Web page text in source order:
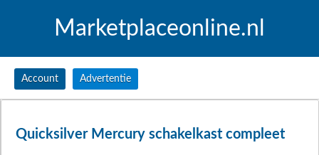
Marketplaceonline.nl
Account Advertentie
Quicksilver Mercury schakelkast compleet